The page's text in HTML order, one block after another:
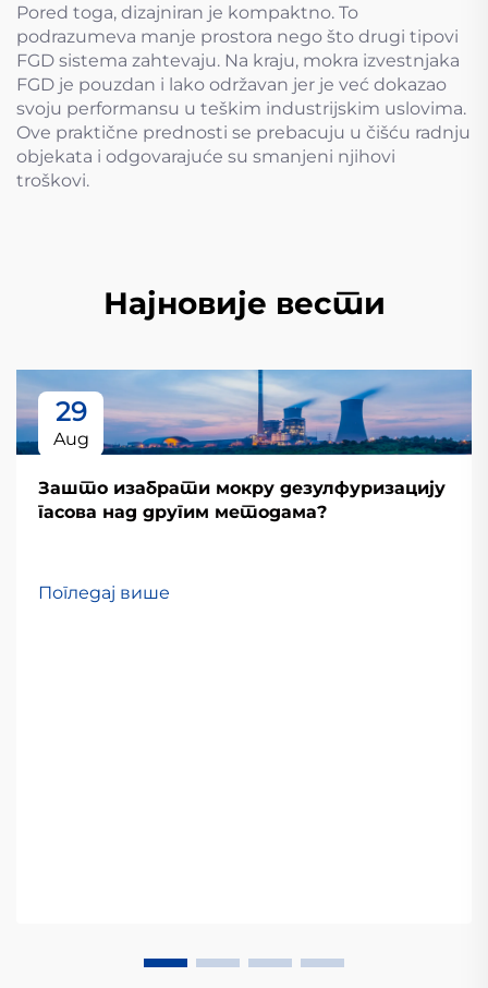
Pored toga, dizajniran je kompaktno. To
podrazumeva manje prostora nego što drugi tipovi
FGD sistema zahtevaju. Na kraju, mokra izvestnjaka
FGD je pouzdan i lako održavan jer je već dokazao
svoju performansu u teškim industrijskim uslovima.
Ove praktične prednosti se prebacuju u čišću radnju
objekata i odgovarajuće su smanjeni njihovi
troškovi.
Најновије вести
29
Aug
Зашто изабрати мокру дезулфуризацију
гасова над другим методама?
Погледај више